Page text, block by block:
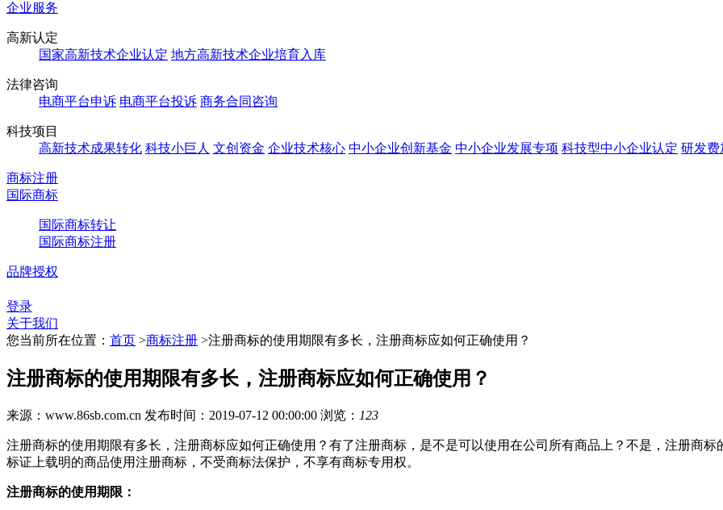
企业服务
高新认定
国家高新技术企业认定 地方高新技术企业培育入库
法律咨询
电商平台申诉 电商平台投诉 商务合同咨询
科技项目
高新技术成果转化 科技小巨人 文创资金 企业技术核心 中小企业创新基金 中小企业发展专项 科技型中小企业认定 研发费
商标注册
国际商标
国际商标转让
国际商标注册
品牌授权
登录
关于我们
您当前所在位置： 首页 >商标注册 >注册商标的使用期限有多长，注册商标应如何正确使用？
注册商标的使用期限有多长，注册商标应如何正确使用？
来源：www.86sb.com.cn 发布时间：2019-07-12 00:00:00 浏览： 123
注册商标的使用期限有多长，注册商标应如何正确使用？有了注册商标，是不是可以使用在公司所有商品上？不是，注册商
标证上载明的商品使用注册商标，不受商标法保护，不享有商标专用权。
注册商标的使用期限：